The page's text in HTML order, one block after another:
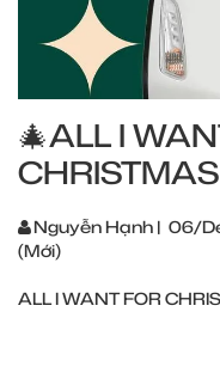
🎄ALL I
Nguyễn Hạnh | 06/
(Mới)
ALL I WANT FOR